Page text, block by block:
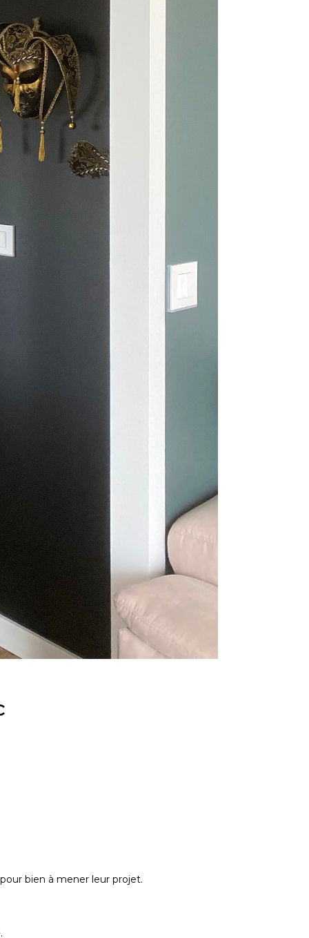
bien à mener leur projet.